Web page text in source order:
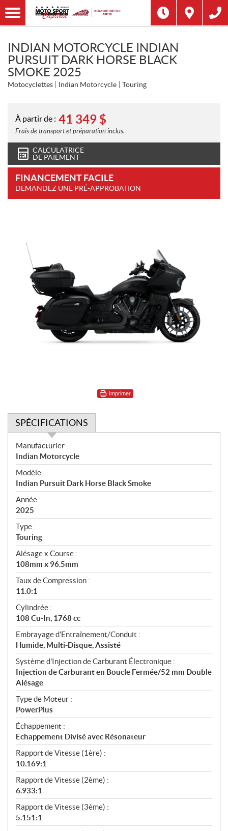
INDIAN MOTORCYCLE INDIAN
PURSUIT DARK HORSE BLACK
SMOKE 2025
Motocyclettes Indian Motorcycle Touring
À partir de : 41 349 $
Frais de transport et préparation inclus.
CALCULATRICE
DE PAIEMENT
FINANCEMENT FACILE
DEMANDEZ UNE PRÉ-APPROBATION
Imprimer
SPÉCIFICATIONS
S
p
é
c
i
f
i
c
a
t
i
o
n
s
Manufacturier :
Indian Motorcycle
Modèle :
Indian Pursuit Dark Horse Black Smoke
Année :
2025
Type :
Touring
Alésage x Course :
108mm x 96.5mm
Taux de Compression :
11.0:1
Cylindrée :
108 Cu-In, 1768 cc
Embrayage d'Entraînement/Conduit :
Humide, Multi-Disque, Assisté
Système d'Injection de Carburant Électronique :
Injection de Carburant en Boucle Fermée/52 mm Double
Alésage
Type de Moteur :
PowerPlus
Échappement :
Échappement Divisé avec Résonateur
Rapport de Vitesse (1ère) :
10.169:1
Rapport de Vitesse (2ème) :
6.933:1
Rapport de Vitesse (3ème) :
5.151:1